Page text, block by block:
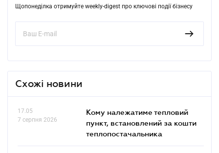
Щопонеділка отримуйте weekly-digest про ключові події бізнесу
Схожі новини
17.05
7 серпня 2026
Кому належатиме тепловий
пункт, встановлений за кошти
теплопостачальника